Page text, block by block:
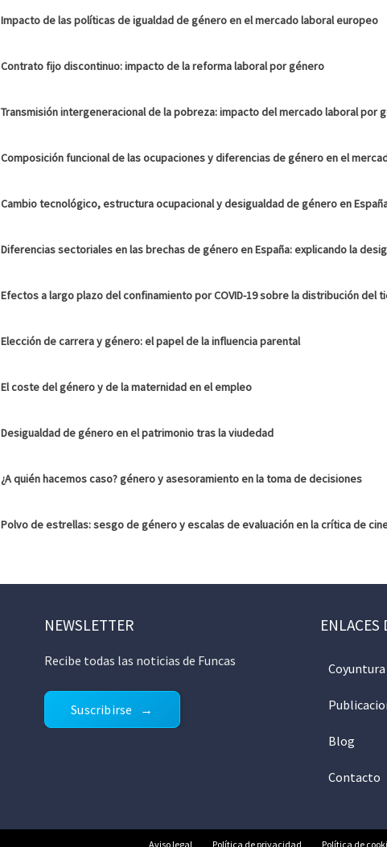
Impacto de las políticas de igualdad de género en el mercado laboral europeo
Contrato fijo discontinuo: impacto de la reforma laboral por género
Transmisión intergeneracional de la pobreza: impacto del mercado laboral por
Composición funcional de las ocupaciones y diferencias de género en el
Cambio tecnológico, estructura ocupacional y desigualdad de género en
Diferencias sectoriales en las brechas de género en España: explicando la
Efectos a largo plazo del confinamiento por COVID-19 sobre la distribución del
Elección de carrera y género: el papel de la influencia parental
El coste del género y de la maternidad en el empleo
Desigualdad de género en el patrimonio tras la viudedad
¿A quién hacemos caso? género y asesoramiento en la toma de decisiones
Polvo de estrellas: sesgo de género y escalas de evaluación en la crítica de
NEWSLETTER
Recibe todas las noticias de Funcas
Suscribirse
ENLACES
Blog
Contacto
Aviso legal Política de privacidad Política de